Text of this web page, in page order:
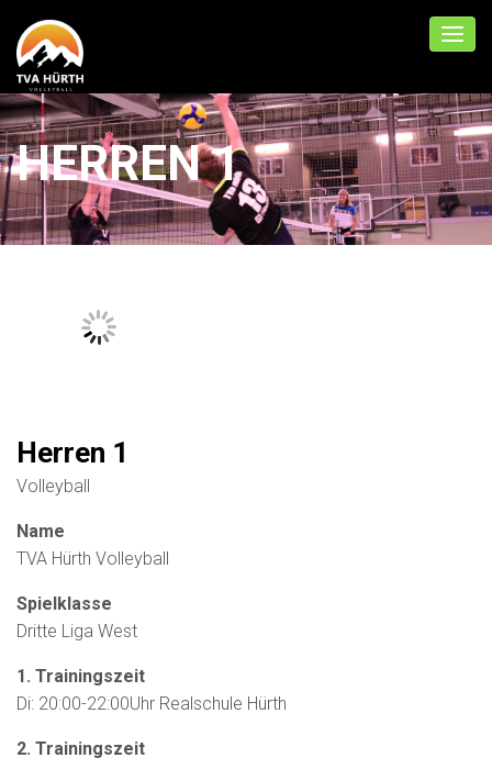
HERREN 1
Herren 1
Volleyball
Name
TVA Hürth Volleyball
Spielklasse
Dritte Liga West
1. Trainingszeit
Di: 20:00-22:00Uhr Realschule Hürth
2. Trainingszeit